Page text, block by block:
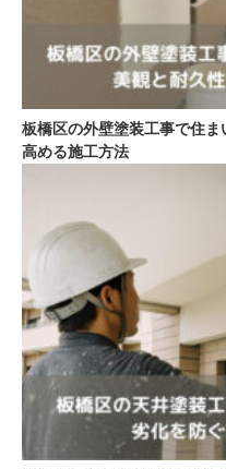
板橋区の外壁塗装工事で住
高める施工方法